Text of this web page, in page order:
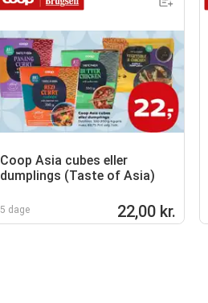
Coop Asia cubes eller
dumplings (Taste of Asia)
5 dage 22,00 kr.